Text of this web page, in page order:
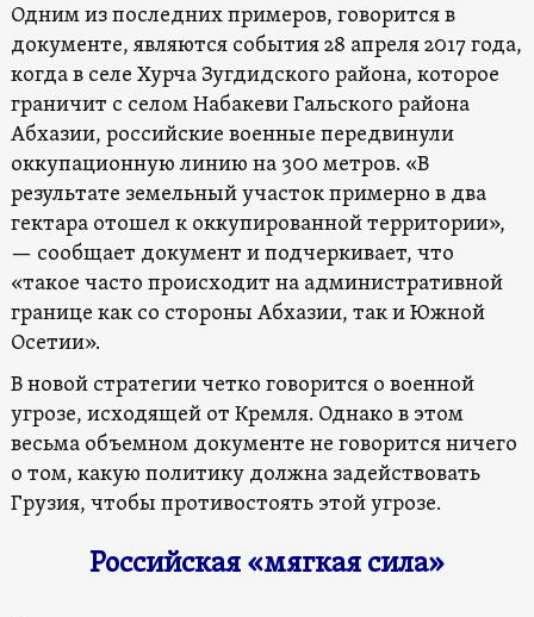
Одним из последних примеров, говорится в
документе, являются события 28 апреля 2017 года,
когда в селе Хурча Зугдидского района, которое
граничит с селом Набакеви Гальского района
Абхазии, российские военные передвинули
оккупационную линию на 300 метров. «В
результате земельный участок примерно в два
гектара отошел к оккупированной территории»,
— сообщает документ и подчеркивает, что
«такое часто происходит на административной
границе как со стороны Абхазии, так и Южной
Осетии».
В новой стратегии четко говорится о военной
угрозе, исходящей от Кремля. Однако в этом
весьма объемном документе не говорится ничего
о том, какую политику должна задействовать
Грузия, чтобы противостоять этой угрозе.
Российская «мягкая сила»